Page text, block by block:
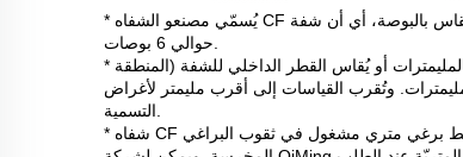
* يُسمّي مصنعو الشفاه CF في الولايات المتحدة هذه الشفاه وفقًا لقطرها الخارجي المقاس بالبوصة، أي أن شفة CF600 يكون قطرها الخارجي
* التعرف الأوروبي على هذه الشفاه يتم بعدة طرق؛ حيث يُقاس القطر الخارجي للشفة بالمليمترات أو يُقاس القطر الداخلي للشفة (المنطقة
وتُقرب القياسات إلى أقرب مليمتر لأغراض
* شفاه CF الأمريكية والمتريّة متوافقة. الفرق الوحيد في التصميم هو أن الشفاه المتريّة تحتوي على خيط برغي متري مشغول في ثقوب البراغي